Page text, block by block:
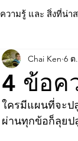
ความรู้ และ สิ่งที่น่า
4 ข้อค
Chai Ken 6 ต
ใครมีแผนที่จะป
ผ่านทุกข้อก็ลุยป